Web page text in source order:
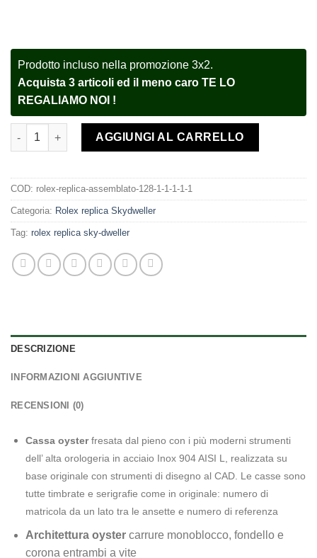
Prodotto incluso nella promozione 3x2.
Acquista 3 articoli ed il meno caro TE LO
REGALIAMO NOI !
Rolex replica assemblato Sky-Dweller 326238 Yellow Gold
AGGIUNGI AL CARRELLO
COD: rolex-replica-assemblato-128-1-1-1-1-1
Categoria: Rolex replica Skydweller
Tag: rolex replica sky-dweller
DESCRIZIONE
INFORMAZIONI AGGIUNTIVE
RECENSIONI (0)
Cassa oysterfresata dal pieno con i più moderni strumenti
dell’ alta orologeria in acciaio Inox 904 AISI L, realizzata su
base originale con strumenti di disegno al CAD. Le casse sono
tutte timbrate e serigrafie come in originale: numero di
matricola da un lato tra le ansette e numero di referenza
Architettura oyster carrure monoblocco, fondello e
corona entrambi a vite